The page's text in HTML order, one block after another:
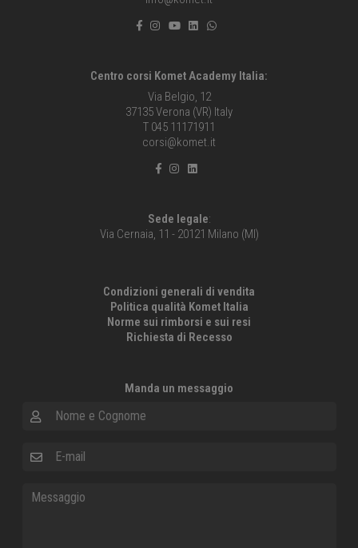
Centro corsi Komet Academy Italia:
Via Belgio, 12
37135 Verona (VR) Italy
T 045 11171911
corsi@komet.it
Sede legale:
Via Cernaia, 11 - 20121 Milano (MI)
Condizioni generali di vendita
Politica qualità Komet Italia
Norme sui rimborsi e sui resi
Richiesta di Recesso
Manda un messaggio